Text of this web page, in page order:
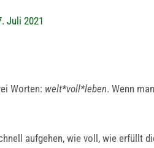
Juli 2021
Worten: welt*voll*leben. Wenn
aufgehen, wie voll, wie erfüllt